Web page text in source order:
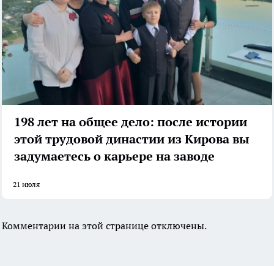
198 лет на общее дело: после истории
этой трудовой династии из Кирова вы
задумаетесь о карьере на заводе
21 июля
Комментарии на этой странице отключены.